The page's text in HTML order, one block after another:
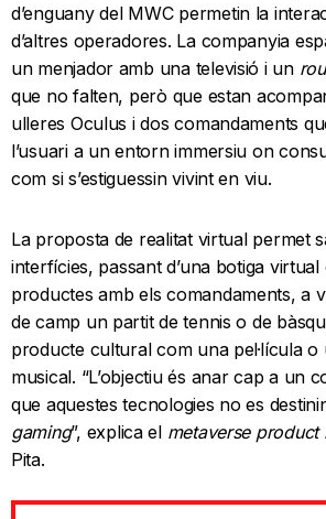
d’enguany del MWC permetin la
d’altres operadores. La companyia
un menjador amb una televisió i un
que no falten, però que estan
ulleres Oculus i dos comandaments
l’usuari a un entorn immersiu on
com si s’estiguessin vivint en viu.
La proposta de realitat virtual permet
interfícies, passant d’una botiga
productes amb els comandaments, a
de camp un partit de tennis o de
producte cultural com una pel·lícula o
musical. “L’objectiu és anar cap a un
que aquestes tecnologies no es
gaming”, explica el metaverse product
Pita.